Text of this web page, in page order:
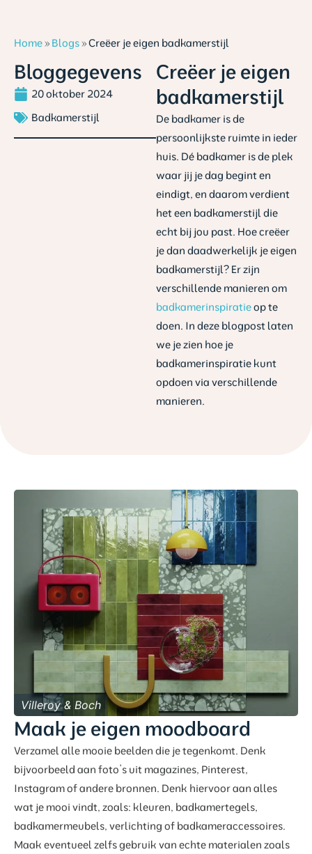
Home» Blogs»Creëer je eigen badkamerstijl
Bloggegevens
20 oktober 2024
Badkamerstijl
Creëer je eigen
badkamerstijl
De badkamer is de
persoonlijkste ruimte in ieder
huis. Dé badkamer is de plek
waar jij je dag begint en
eindigt, en daarom verdient
het een badkamerstijl die
echt bij jou past. Hoe creëer
je dan daadwerkelijk je eigen
badkamerstijl? Er zijn
verschillende manieren om
badkamerinspiratieop te
doen. In deze blogpost laten
we je zien hoe je
badkamerinspiratie kunt
opdoen via verschillende
manieren.
Maak je eigen moodboard
Verzamel alle mooie beelden die je tegenkomt. Denk
bijvoorbeeld aan foto’s uit magazines, Pinterest,
Instagram of andere bronnen. Denk hiervoor aan alles
wat je mooi vindt, zoals: kleuren, badkamertegels,
badkamermeubels, verlichting of badkameraccessoires.
Maak eventueel zelfs gebruik van echte materialen zoals
Villeroy & Boch